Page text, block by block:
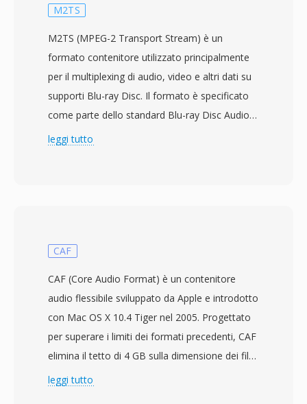
M2TS
M2TS (MPEG-2 Transport Stream) è un
formato contenitore utilizzato principalmente
per il multiplexing di audio, video e altri dati su
supporti Blu-ray Disc. Il formato è specificato
come parte dello standard Blu-ray Disc Audio-
Video (BDAV) sviluppato dalla Blu-ray Disc
di 188 byte, risultando in pacchetti da 192 byte
precisa e un migliore recupero dagli errori
durante la riproduzione da disco ottico. Questa
struttura di pacchetto estesa aiuta a
mantenere la sincronizzazione quando si
intrinseche ai supporti basati su disco. M2TS
leggi tutto
CAF
CAF (Core Audio Format) è un contenitore
audio flessibile sviluppato da Apple e introdotto
con Mac OS X 10.4 Tiger nel 2005. Progettato
per superare i limiti dei formati precedenti, CAF
elimina il tetto di 4 GB sulla dimensione dei file
che vincola WAV e AIFF, supportando
leggi tutto